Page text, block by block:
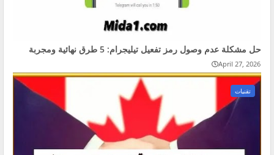
حل مشكلة عدم وصول رمز تفعيل تيليجرام: 5 طرق نهائية ومجربة
April 27, 2026
تقنيات